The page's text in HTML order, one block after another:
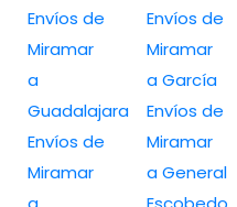
Envíos de
Miramar
a
Guadalajara
Envíos de
Miramar
Envíos de
Miramar
a García
Envíos de
Miramar
a General